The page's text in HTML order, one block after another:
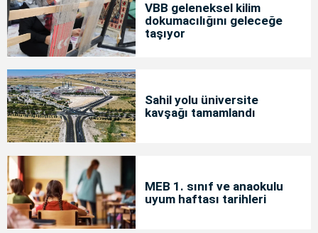
VBB geleneksel kilim
dokumacılığını geleceğe
taşıyor
Sahil yolu üniversite
kavşağı tamamlandı
MEB 1. sınıf ve anaokulu
uyum haftası tarihleri